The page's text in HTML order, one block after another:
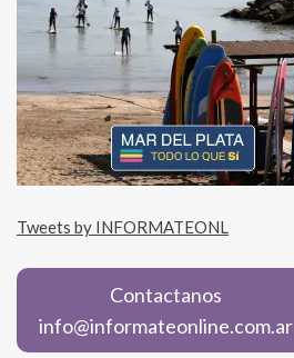
Tweets by INFORMATEONL
Contactanos
info@informateonline.com.ar